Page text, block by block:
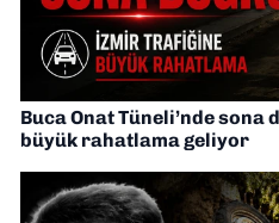
Buca Onat Tüneli’nde
büyük rahatlama geliyor